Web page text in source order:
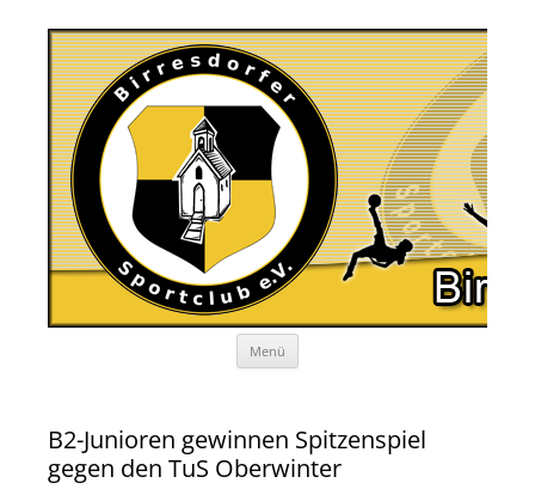
Menü
B2-Junioren gewinnen Spitzenspiel
gegen den TuS Oberwinter